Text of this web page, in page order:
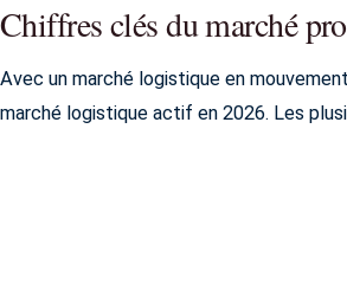
Chiffres clés du marché
Avec un marché logistique en
marché logistique actif en 2026. Les